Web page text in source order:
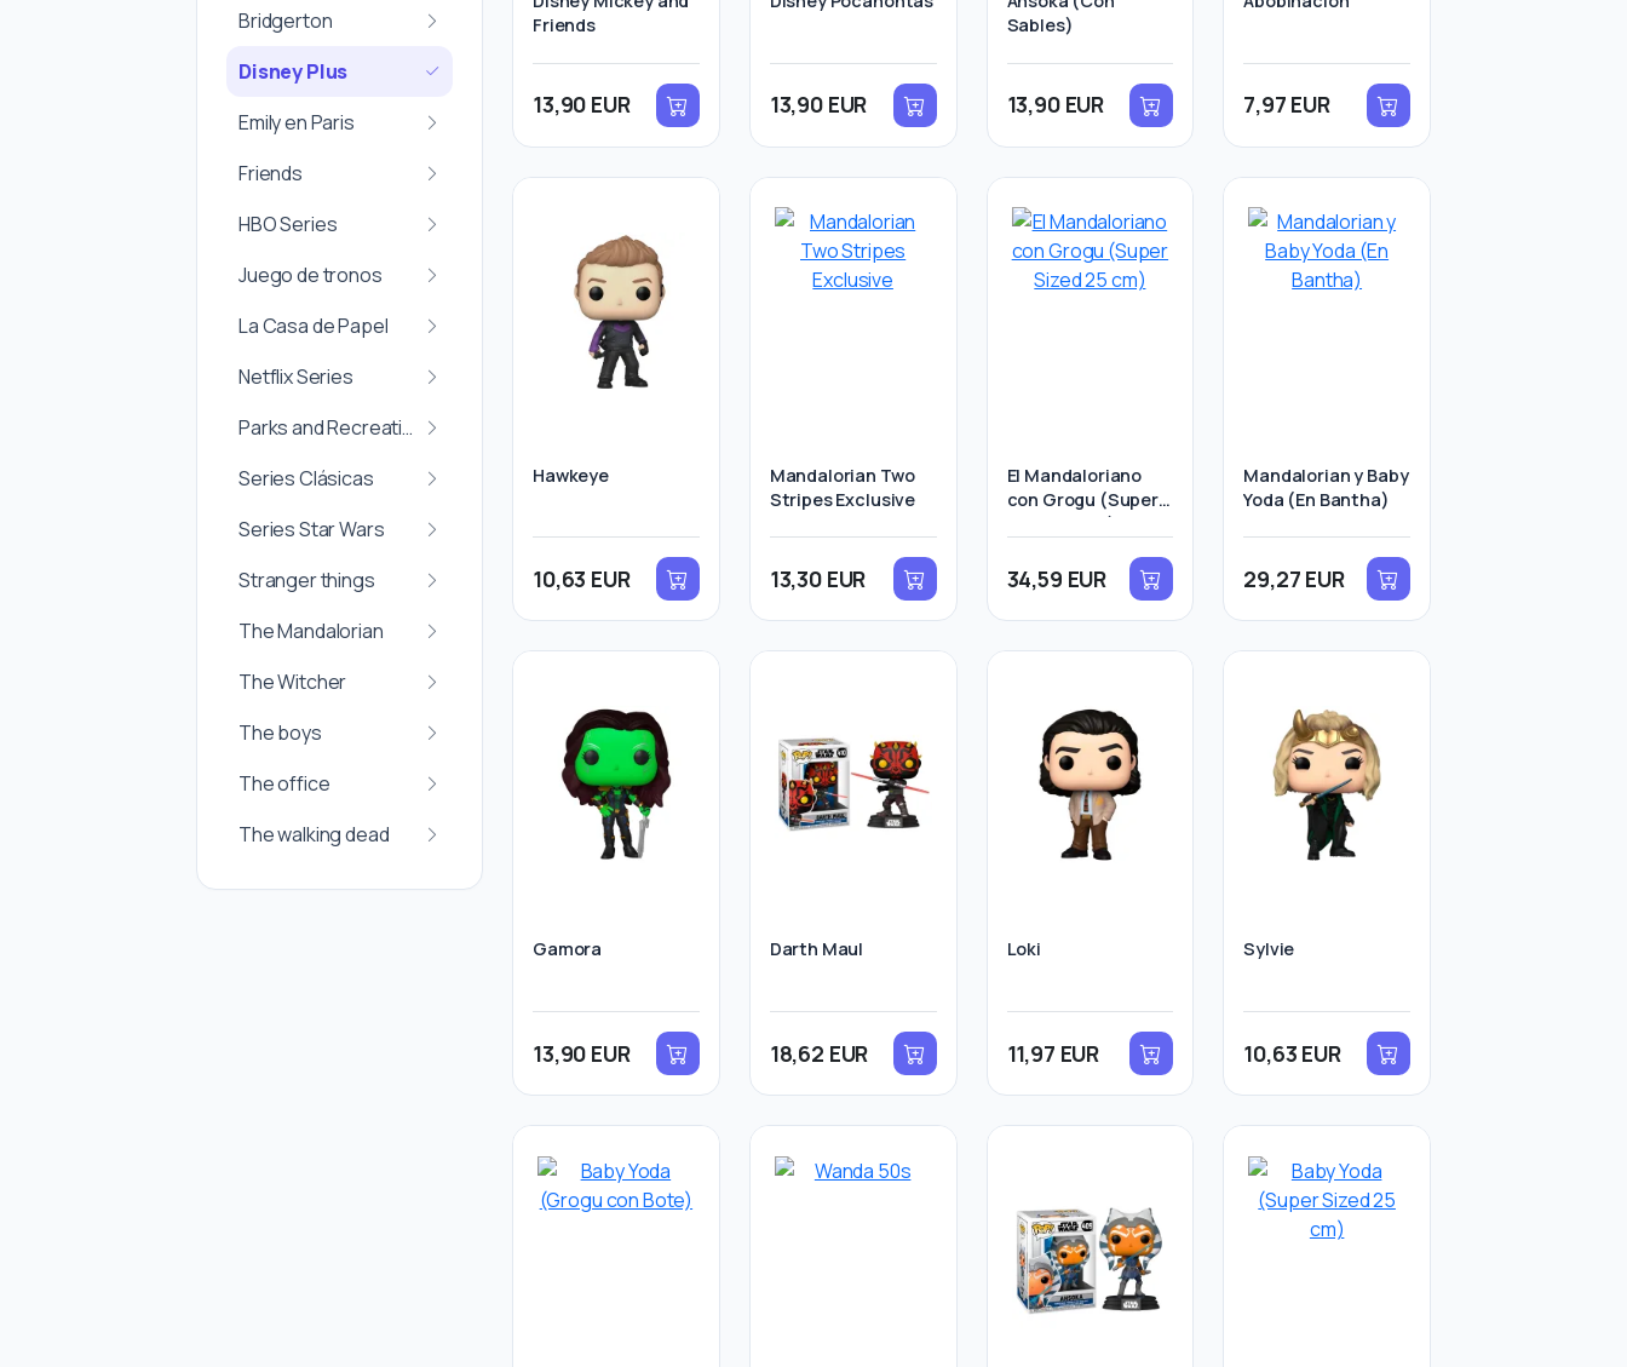
Bridgerton
Disney Plus
Emily en Paris
Friends
HBO Series
Juego de tronos
La Casa de Papel
Netflix Series
Parks and Recreation
Series Clásicas
Series Star Wars
Stranger things
The Mandalorian
The Witcher
The boys
The office
The walking dead
Friends
13,90 EUR 13,90 EUR
Sables)
13,90 EUR 7,97 EUR
Hawkeye
10,63 EUR
Mandalorian Two
Stripes Exclusive
13,30 EUR
El Mandaloriano
con Grogu (Super
Sized 25 cm)
34,59 EUR
Mandalorian y Baby
Yoda (En Bantha)
29,27 EUR
Gamora
13,90 EUR
Darth Maul
18,62 EUR
Loki
11,97 EUR
Sylvie
10,63 EUR